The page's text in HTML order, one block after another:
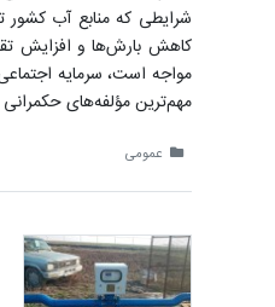
شرایطی که منابع آب کشور
کاهش بارش‌ها و افزایش
مواجه است، سرمایه
مهم‌ترین مؤلفه‌های
عمومی